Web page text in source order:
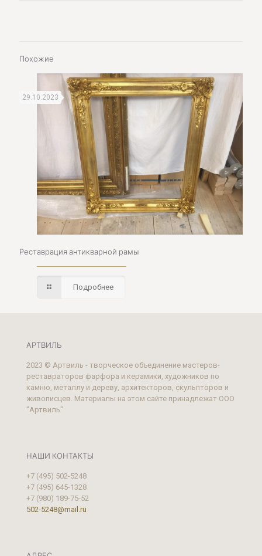
Похожие
29.10.2023
Реставрация антикварной рамы
Подробнее
АРТВИЛЬ
2023 © Артвиль - творческое объединение мастеров-
реставраторов фарфора и керамики, художников по
камню, металлу и дереву, архитекторов, скульпторов и
живописцев. Материалы на этом сайте принадлежат ООО
"Артвиль"
НАШИ КОНТАКТЫ
+7 (495) 502-5248
+7 (495) 645-1328
+7 (980) 189-75-52
502-5248@mail.ru